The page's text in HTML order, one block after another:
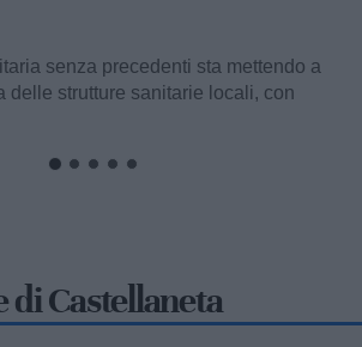
«I’ Fratill’ da’n’Dulurét’» torna in
di assenza con...
di Castellaneta